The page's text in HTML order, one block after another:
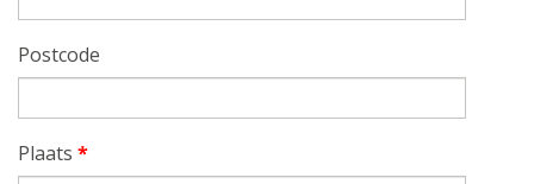
Postcode
Plaats *